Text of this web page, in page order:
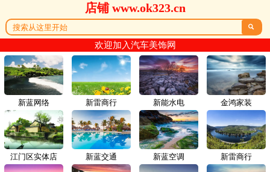
店铺 www.ok323.cn

欢迎加入汽车美饰网
新蓝网络 新雷商行
江门区实体店 新蓝交通
新能水电 金鸿家装
新蓝空调 新雷商行